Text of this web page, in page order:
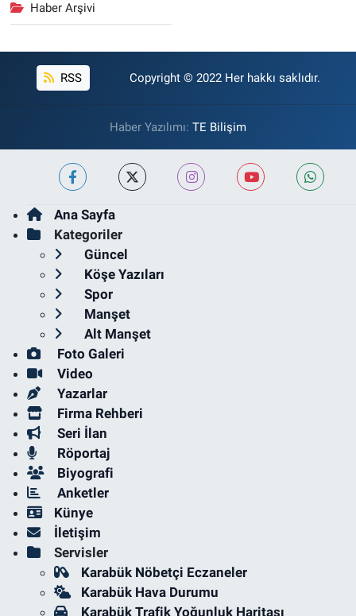
Haber Arşivi
RSS Copyright © 2022 Her hakkı saklıdır.
Haber Yazılımı: TE Bilişim
Ana Sayfa
Kategoriler
Güncel
Köşe Yazıları
Spor
Manşet
Alt Manşet
Foto Galeri
Video
Yazarlar
Firma Rehberi
Seri İlan
Röportaj
Biyografi
Anketler
Künye
İletişim
Servisler
Karabük Nöbetçi Eczaneler
Karabük Hava Durumu
Karabük Trafik Yoğunluk Haritası